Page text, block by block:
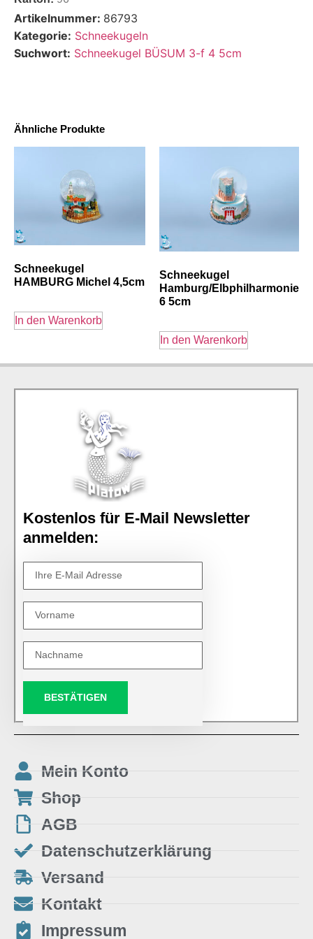
Artikelnummer: 86793
Kategorie: Schneekugeln
Suchwort: Schneekugel BÜSUM 3-f 4 5cm
Ähnliche Produkte
Schneekugel
HAMBURG Michel 4,5cm
In den Warenkorb
Schneekugel
Hamburg/Elbphilharmonie
6 5cm
In den Warenkorb
Kostenlos für E-Mail Newsletter
anmelden:
BESTÄTIGEN
Mein Konto
Shop
AGB
Datenschutzerklärung
Versand
Kontakt
Impressum